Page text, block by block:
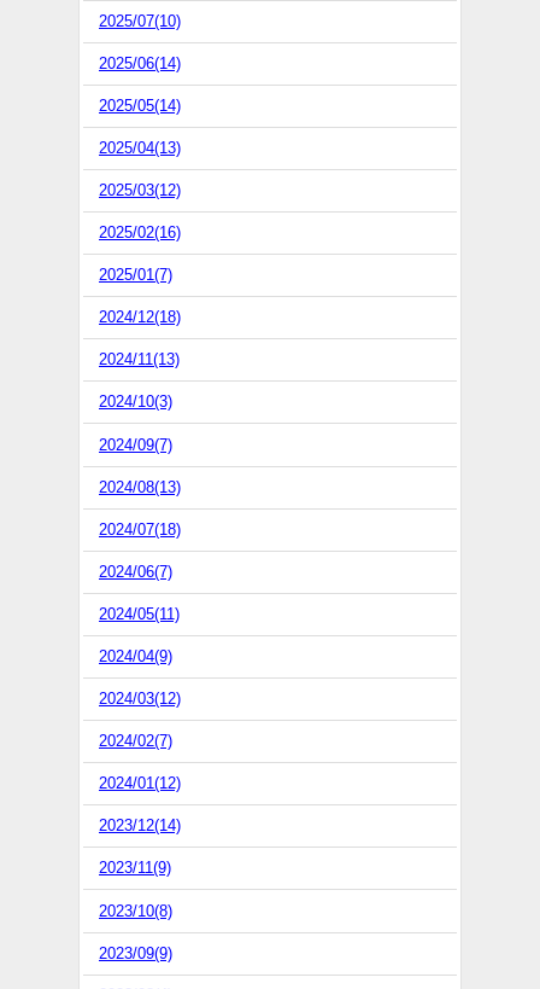
2025/07(10)
2025/06(14)
2025/05(14)
2025/04(13)
2025/03(12)
2025/02(16)
2025/01(7)
2024/12(18)
2024/11(13)
2024/10(3)
2024/09(7)
2024/08(13)
2024/07(18)
2024/06(7)
2024/05(11)
2024/04(9)
2024/03(12)
2024/02(7)
2024/01(12)
2023/12(14)
2023/11(9)
2023/10(8)
2023/09(9)